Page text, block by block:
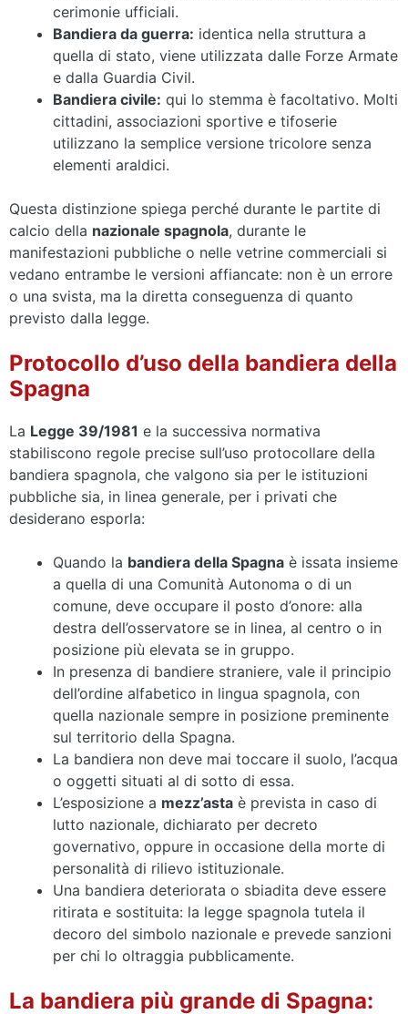
cerimonie ufficiali.
Bandiera da guerra: identica nella struttura a
quella di stato, viene utilizzata dalle Forze Armate
e dalla Guardia Civil.
Bandiera civile: qui lo stemma è facoltativo. Molti
cittadini, associazioni sportive e tifoserie
utilizzano la semplice versione tricolore senza
elementi araldici.
Questa distinzione spiega perché durante le partite di
calcio della nazionale spagnola, durante le
manifestazioni pubbliche o nelle vetrine commerciali si
vedano entrambe le versioni affiancate: non è un errore
o una svista, ma la diretta conseguenza di quanto
previsto dalla legge.
Protocollo d’uso della bandiera della
Spagna
La Legge 39/1981 e la successiva normativa
stabiliscono regole precise sull’uso protocollare della
bandiera spagnola, che valgono sia per le istituzioni
pubbliche sia, in linea generale, per i privati che
desiderano esporla:
Quando la bandiera della Spagna è issata insieme
a quella di una Comunità Autonoma o di un
comune, deve occupare il posto d’onore: alla
destra dell’osservatore se in linea, al centro o in
posizione più elevata se in gruppo.
In presenza di bandiere straniere, vale il principio
dell’ordine alfabetico in lingua spagnola, con
quella nazionale sempre in posizione preminente
sul territorio della Spagna.
La bandiera non deve mai toccare il suolo, l’acqua
o oggetti situati al di sotto di essa.
L’esposizione a mezz’asta è prevista in caso di
lutto nazionale, dichiarato per decreto
governativo, oppure in occasione della morte di
personalità di rilievo istituzionale.
Una bandiera deteriorata o sbiadita deve essere
ritirata e sostituita: la legge spagnola tutela il
decoro del simbolo nazionale e prevede sanzioni
per chi lo oltraggia pubblicamente.
La bandiera più grande di Spagna: